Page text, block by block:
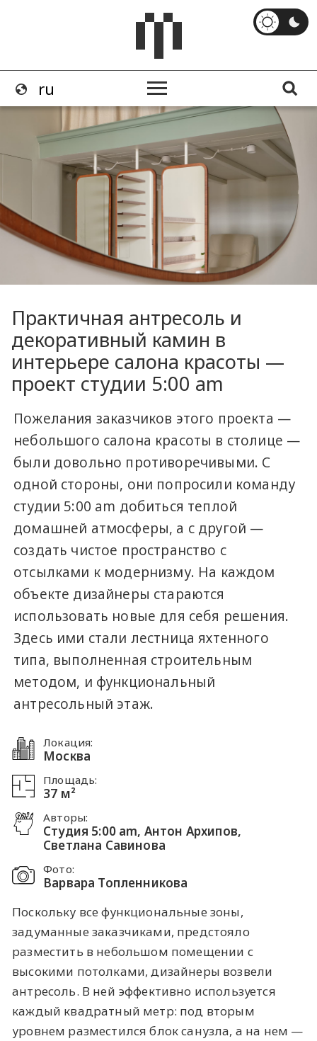
Практичная антресоль и
декоративный камин в
интерьере салона красоты —
проект студии 5:00 am
Пожелания заказчиков этого проекта —
небольшого салона красоты в столице —
были довольно противоречивыми. С
одной стороны, они попросили команду
студии 5:00 am добиться теплой
домашней атмосферы, а с другой —
создать чистое пространство с
отсылками к модернизму. На каждом
объекте дизайнеры стараются
использовать новые для себя решения.
Здесь ими стали лестница яхтенного
типа, выполненная строительным
методом, и функциональный
антресольный этаж.
Локация:
Москва
Площадь:
37 м²
Авторы:
Студия 5:00 am, Антон Архипов,
Светлана Савинова
Фото:
Варвара Топленникова
Поскольку все функциональные зоны,
задуманные заказчиками, предстояло
разместить в небольшом помещении с
высокими потолками, дизайнеры возвели
антресоль. В ней эффективно используется
каждый квадратный метр: под вторым
уровнем разместился блок санузла, а на нем —